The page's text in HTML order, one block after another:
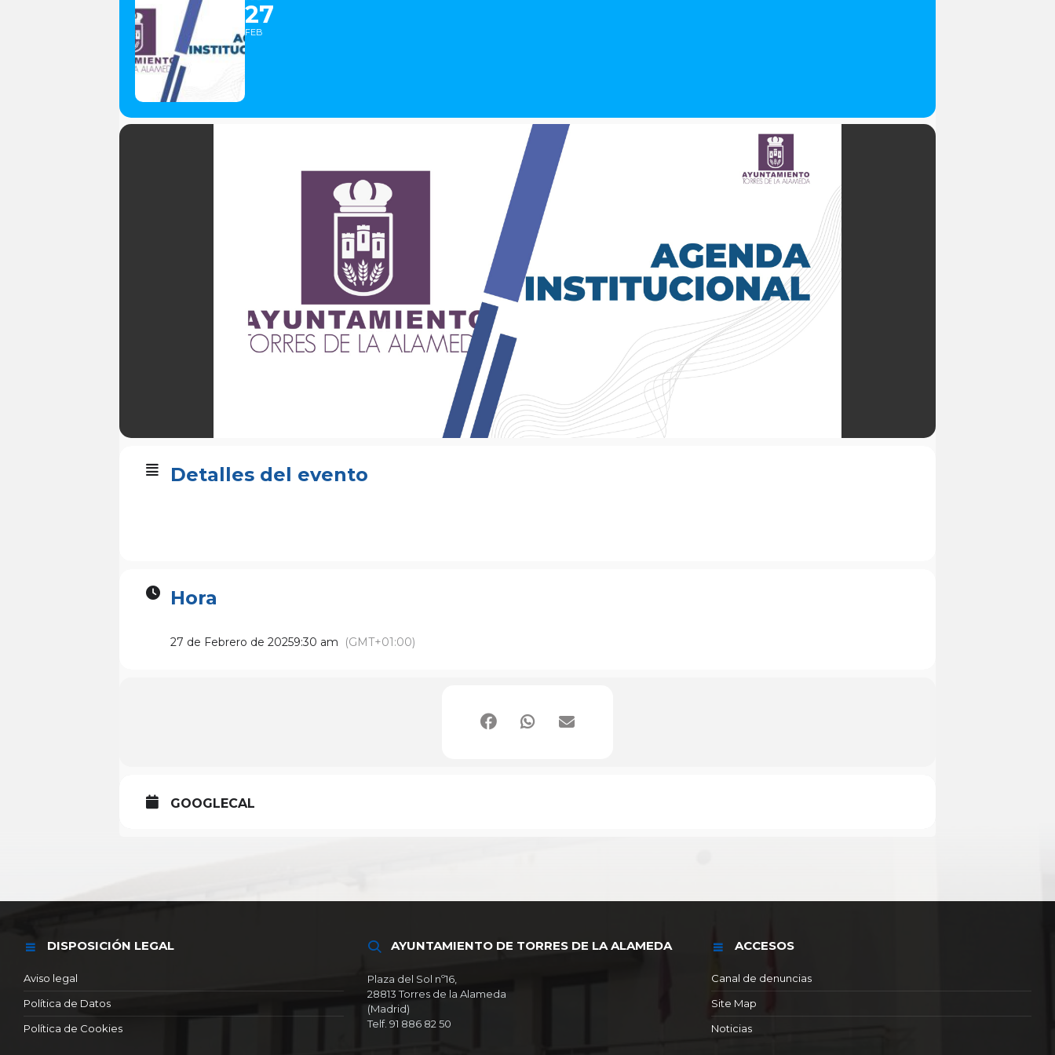
27
FEB
Detalles del evento
Hora
27 de Febrero de 20259:30 am (GMT+01:00)
GOOGLECAL
DISPOSICIÓN LEGAL
Aviso legal
Política de Datos
Política de Cookies
AYUNTAMIENTO DE TORRES DE LA ALAMEDA
Plaza del Sol nº16,
28813 Torres de la Alameda
(Madrid)
Telf. 91 886 82 50
ACCESOS
Canal de denuncias
Site Map
Noticias